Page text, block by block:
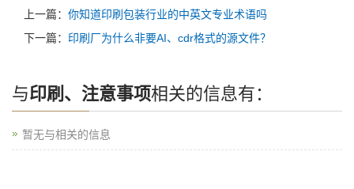
上一篇： 你知道印刷包装行业的中英文专业术语吗
下一篇： 印刷厂为什么非要AI、cdr格式的源文件？
与印刷、注意事项相关的信息有：
暂无与相关的信息